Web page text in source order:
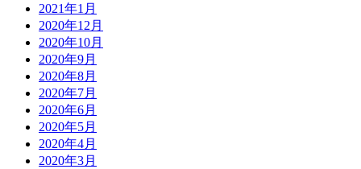
2021年1月
2020年12月
2020年10月
2020年9月
2020年8月
2020年7月
2020年6月
2020年5月
2020年4月
2020年3月